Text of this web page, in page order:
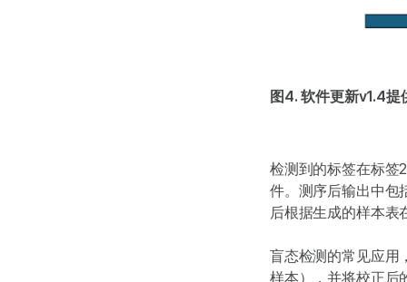
图4. 软件更新v1.4
检测到的标签在标签
件。测序后输出中包
后根据生成的样本表
盲态检测的常见应用
样本），并将校正后